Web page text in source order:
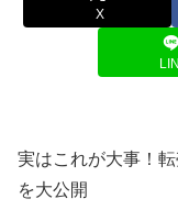
X
実はこれが大事！
を大公開